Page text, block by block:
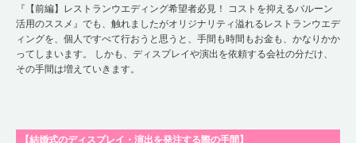
『【前編】レストランウエディング希望者必見！ コストを抑えるバルーン
活用のススメ』でも、触れましたがオリジナリティ溢れるレストランウエデ
ィングを、個人ですべて行おうと思うと、手間も時間もお金も、かなりかか
ってしまいます。 しかも、ディスプレイや演出を依頼する会社の分だけ、
その手間は増えていきます。
【結婚式のディスプレイ・演出を発注する際の手間】